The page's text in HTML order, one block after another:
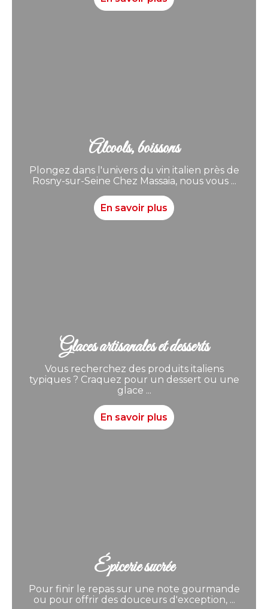
Alcools, boissons
Plongez dans l'univers du vin italien près de
Rosny-sur-Seine Chez Massaia, nous vous ...
En savoir plus
Glaces artisanales et desserts
Vous recherchez des produits italiens
typiques ? Craquez pour un dessert ou une
glace ...
En savoir plus
Épicerie sucrée
Pour finir le repas sur une note gourmande
ou pour offrir des douceurs d'exception, ...